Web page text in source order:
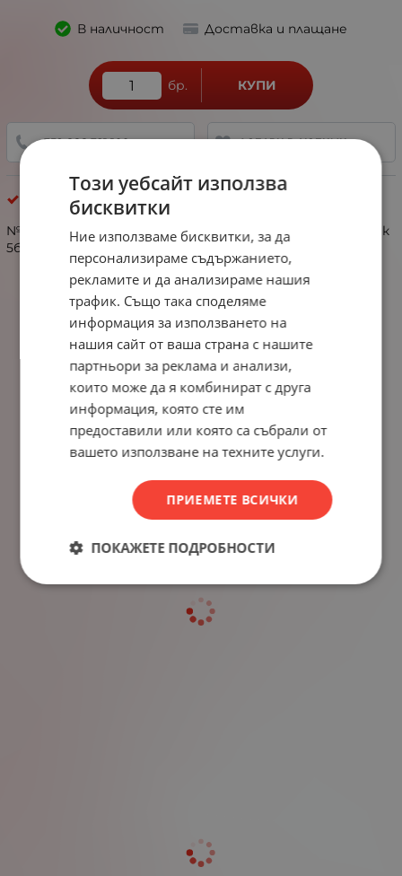
В наличност Доставка и плащане
бр. КУПИ
+359 888 321 100 ДОБАВИ В ЛЮБИМИ
Силиконови Фигурки
№317018 мъниста силикон топче ~9мм отвор 1.5мм 1пак
5бр
Този уебсайт използва
бисквитки
Ние използваме бисквитки, за да
персонализираме съдържанието,
рекламите и да анализираме нашия
трафик. Също така споделяме
информация за използването на
нашия сайт от ваша страна с нашите
партньори за реклама и анализи,
които може да я комбинират с друга
информация, която сте им
предоставили или която са събрали от
вашето използване на техните услуги.
ПРИЕМЕТЕ ВСИЧКИ
ПОКАЖЕТЕ ПОДРОБНОСТИ